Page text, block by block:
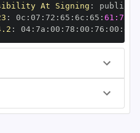
At Signing :
: 0c : 07 : 72 : 65 : 6c : 65 :
: 04: 7a : 00 : 78 : 00 : 76 : 00 : dd